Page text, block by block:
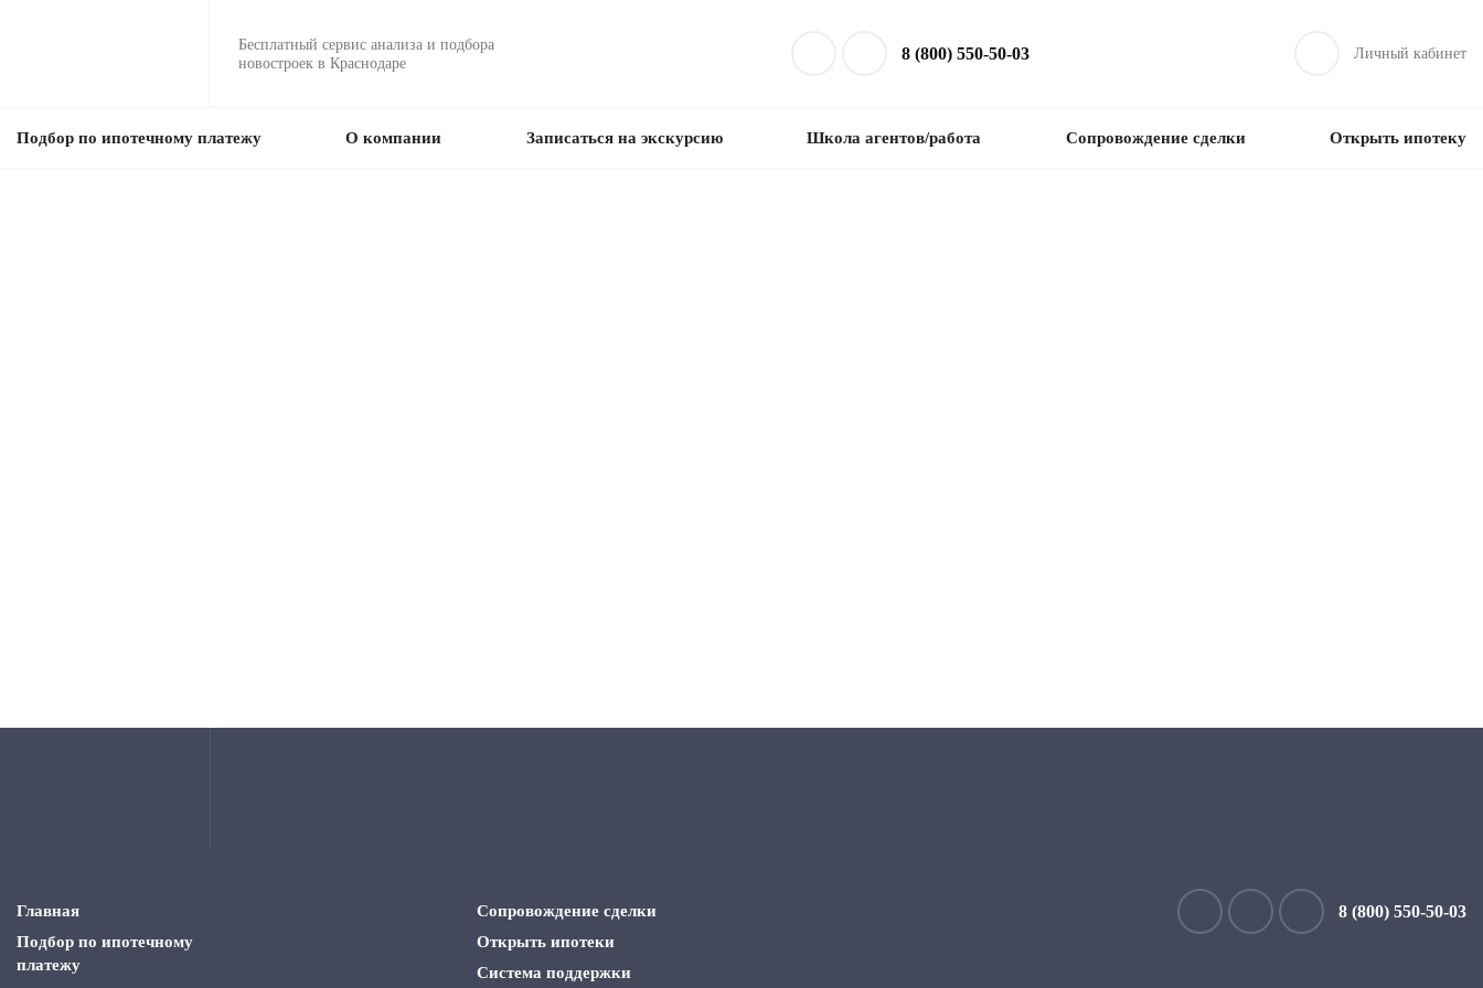
Бесплатный сервис анализа и подбора
новостроек в Краснодаре
8 (800) 550-50-03 Личный кабинет
Подбор по ипотечному платежу О компании Записаться на экскурсию Школа агентов/работа Сопровождение сделки Открыть ипотеку
Главная
Подбор по ипотечному
платежу
Сопровождение сделки
Открыть ипотеки
Система поддержки
8 (800) 550-50-03